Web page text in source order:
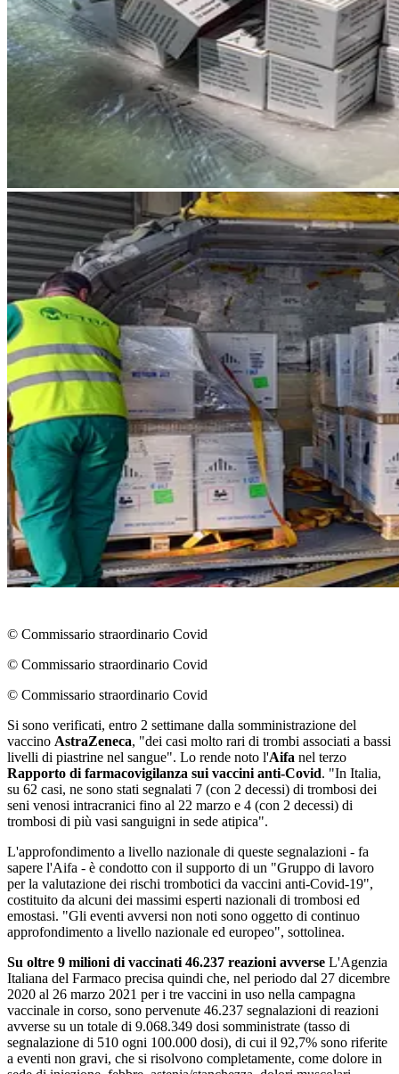
© Commissario straordinario Covid
© Commissario straordinario Covid
© Commissario straordinario Covid
Si sono verificati, entro 2 settimane dalla somministrazione del
vaccino AstraZeneca, "dei casi molto rari di trombi associati a bassi
livelli di piastrine nel sangue". Lo rende noto l'Aifa nel terzo
Rapporto di farmacovigilanza sui vaccini anti-Covid. "In Italia,
su 62 casi, ne sono stati segnalati 7 (con 2 decessi) di trombosi dei
seni venosi intracranici fino al 22 marzo e 4 (con 2 decessi) di
trombosi di più vasi sanguigni in sede atipica".
L'approfondimento a livello nazionale di queste segnalazioni - fa
sapere l'Aifa - è condotto con il supporto di un "Gruppo di lavoro
per la valutazione dei rischi trombotici da vaccini anti-Covid-19",
costituito da alcuni dei massimi esperti nazionali di trombosi ed
emostasi. "Gli eventi avversi non noti sono oggetto di continuo
approfondimento a livello nazionale ed europeo", sottolinea.
Su oltre 9 milioni di vaccinati 46.237 reazioni avverse L'Agenzia
Italiana del Farmaco precisa quindi che, nel periodo dal 27 dicembre
2020 al 26 marzo 2021 per i tre vaccini in uso nella campagna
vaccinale in corso, sono pervenute 46.237 segnalazioni di reazioni
avverse su un totale di 9.068.349 dosi somministrate (tasso di
segnalazione di 510 ogni 100.000 dosi), di cui il 92,7% sono riferite
a eventi non gravi, che si risolvono completamente, come dolore in